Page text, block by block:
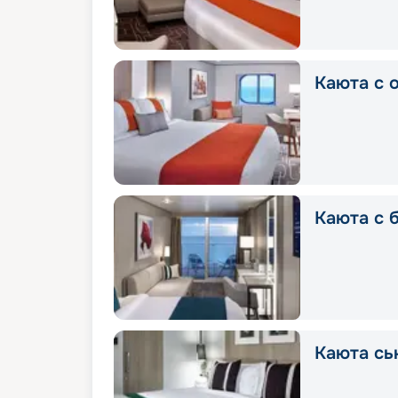
Каюта с
Каюта с
Каюта